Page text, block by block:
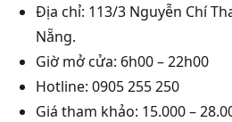
Địa chỉ: 113/3 Nguyễn Chí
Nẵng.
Giờ mở cửa: 6h00 – 22h00
Hotline: 0905 255 250
Giá tham khảo: 15.000 –